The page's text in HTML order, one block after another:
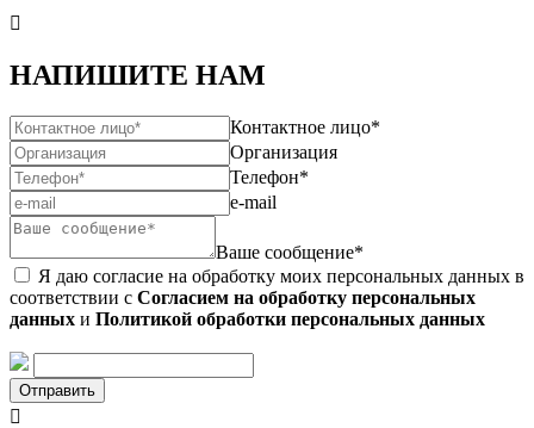

НАПИШИТЕ НАМ
Контактное лицо*
Организация
Телефон*
e-mail
Ваше сообщение*
Я даю согласие на обработку моих персональных данных в
соответствии с Согласием на обработку персональных
данных и Политикой обработки персональных данных
Отправить
